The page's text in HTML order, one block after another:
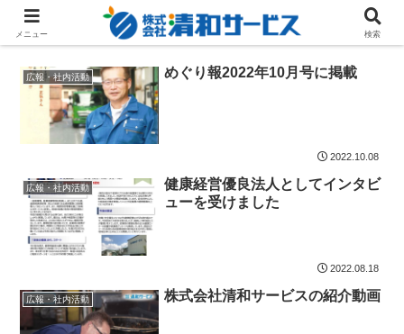
広報・社内活動
広報・社内活動 めぐり報2022年10月号に掲載
2022.10.08
広報・社内活動
健康経営優良法人としてインタビ
ューを受けました
2022.08.18
広報・社内活動 株式会社清和サービスの紹介動画
メニュー 検索